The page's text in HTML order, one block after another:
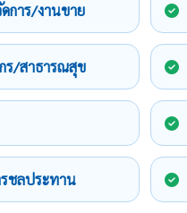
การ/งานขาย
/สาธารณสุข
รชลประทาน